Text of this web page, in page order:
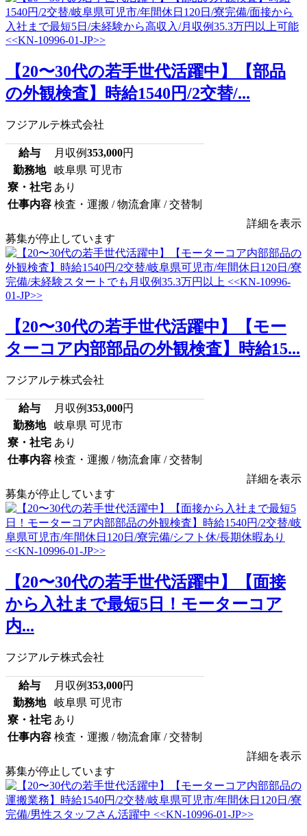
【20〜30代の若手世代活躍中】【部品
の外観検査】時給1540円/2交替/...
フジアルテ株式会社
給与 月収例353,000円
勤務地
岐阜県 可児市
寮・社宅 あり
仕事内容 検査・運搬 / 物流倉庫 / 交替制
詳細を表示
募集が停止しています
【20〜30代の若手世代活躍中】【モー
ターコア内部部品の外観検査】時給15...
フジアルテ株式会社
給与 月収例353,000円
勤務地
岐阜県 可児市
寮・社宅 あり
仕事内容 検査・運搬 / 物流倉庫 / 交替制
詳細を表示
募集が停止しています
【20〜30代の若手世代活躍中】【面接
から入社まで最短5日！モーターコア
内...
フジアルテ株式会社
給与 月収例353,000円
勤務地
岐阜県 可児市
寮・社宅 あり
仕事内容 検査・運搬 / 物流倉庫 / 交替制
詳細を表示
募集が停止しています